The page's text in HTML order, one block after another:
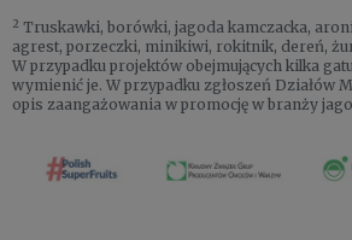
2 Truskawki, borówki, jagoda kamczacka,
agrest, porzeczki, minikiwi, rokitnik, dereń,
W przypadku projektów obejmujących kilka
wymienić je. W przypadku zgłoszeń Działów
opis zaangażowania w promocję w branży